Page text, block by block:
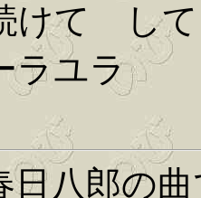
けて して
ユラ
八郎の曲